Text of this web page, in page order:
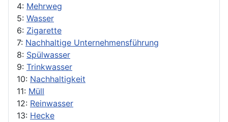
4: Mehrweg
5: Wasser
6: Zigarette
7: Nachhaltige Unternehmensführung
8: Spülwasser
9: Trinkwasser
10: Nachhaltigkeit
11: Müll
12: Reinwasser
13: Hecke